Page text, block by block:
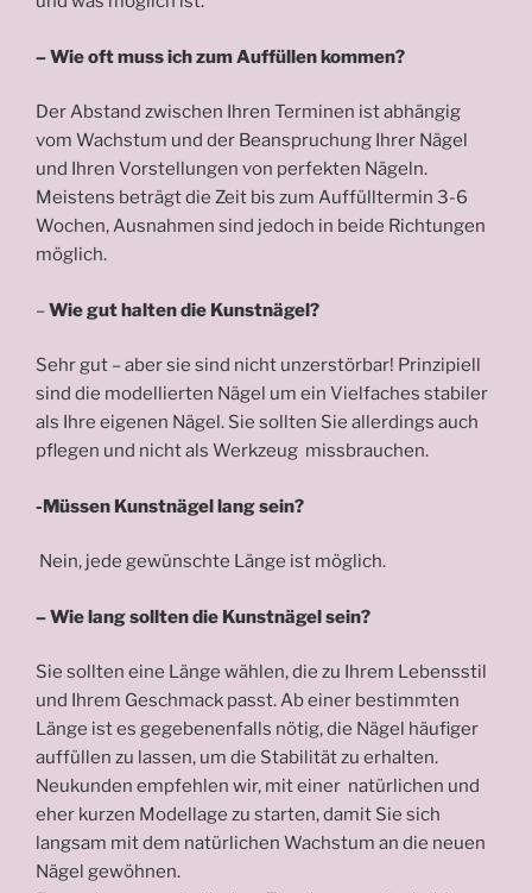
– Wie oft muss ich zum Auffüllen kommen?
Der Abstand zwischen Ihren Terminen ist abhängig
vom Wachstum und der Beanspruchung Ihrer Nägel
und Ihren Vorstellungen von perfekten Nägeln.
Meistens beträgt die Zeit bis zum Auffülltermin 3-6
Wochen, Ausnahmen sind jedoch in beide Richtungen
möglich.
–Wie gut halten die Kunstnägel?
Sehr gut – aber sie sind nicht unzerstörbar! Prinzipiell
sind die modellierten Nägel um ein Vielfaches stabiler
als Ihre eigenen Nägel. Sie sollten Sie allerdings auch
pflegen und nicht als Werkzeug missbrauchen.
-Müssen Kunstnägel lang sein?
Nein, jede gewünschte Länge ist möglich.
– Wie lang sollten die Kunstnägel sein?
Sie sollten eine Länge wählen, die zu Ihrem Lebensstil
und Ihrem Geschmack passt. Ab einer bestimmten
Länge ist es gegebenenfalls nötig, die Nägel häufiger
auffüllen zu lassen, um die Stabilität zu erhalten.
Neukunden empfehlen wir, mit einer natürlichen und
eher kurzen Modellage zu starten, damit Sie sich
langsam mit dem natürlichen Wachstum an die neuen
Nägel gewöhnen.